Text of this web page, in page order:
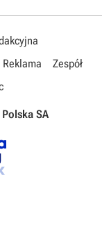
Reklama
Zespół
SA